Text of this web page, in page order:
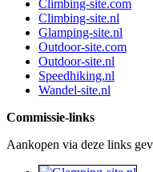
Climbing-site.com
Climbing-site.nl
Glamping-site.nl
Outdoor-site.com
Outdoor-site.nl
Speedhiking.nl
Wandel-site.nl
Commissie-links
Aankopen via deze links